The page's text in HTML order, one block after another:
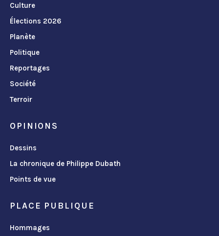
Culture
Élections 2026
Planète
Politique
Reportages
Société
Terroir
OPINIONS
Dessins
La chronique de Philippe Dubath
Points de vue
PLACE PUBLIQUE
Hommages